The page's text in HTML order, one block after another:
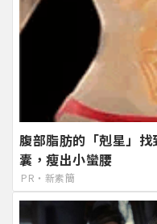
腹部脂肪的「剋星」
囊，瘦出小蠻腰
PR・新素簡